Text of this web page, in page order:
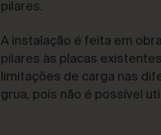
pilares.
A instalação é feita em
pilares às placas
limitações de carga nas
grua, pois não é possível